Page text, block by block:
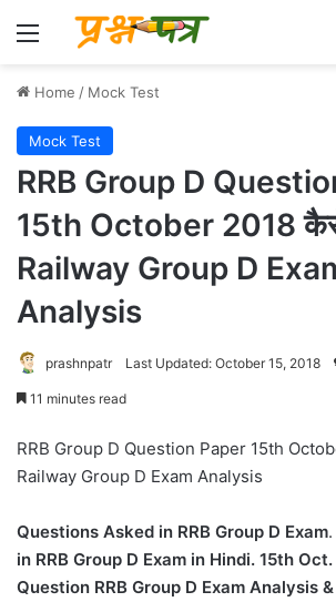
Menu
Home / Mock Test
Mock Test
RRB Group D
15th October 2018
Railway Group D
Analysis
prashnpatr Last Updated: October 15, 2018
11 minutes read
RRB Group D Question Paper 15th
Railway Group D Exam Analysis
Questions Asked in RRB Group D Exam.
in RRB Group D Exam in Hindi. 15th
Question RRB Group D Exam Analysis